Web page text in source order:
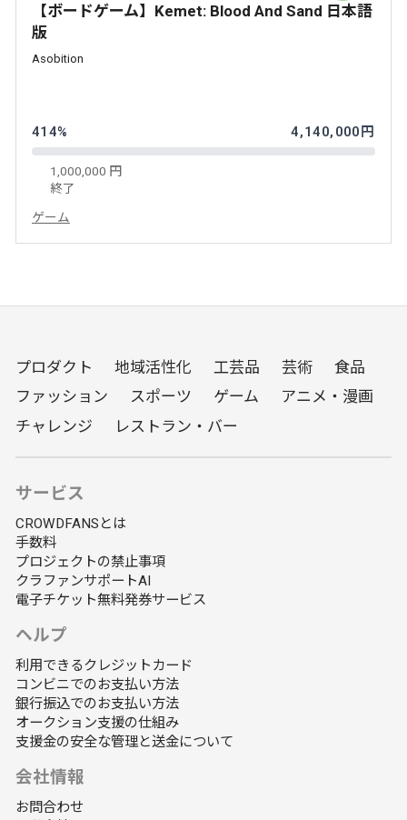
【ボードゲーム】Kemet: Blood And Sand 日本語
版
Asobition
414% 4,140,000円
1,000,000 円
終了
ゲーム
プロダクト 地域活性化 工芸品 芸術
食品
ファッション
スポーツ ゲーム
アニメ・漫画
チャレンジ
レストラン・バー
サービス
CROWDFANSとは
手数料
プロジェクトの禁止事項
クラファンサポートAI
電子チケット無料発券サービス
ヘルプ
利用できるクレジットカード
コンビニでのお支払い方法
銀行振込でのお支払い方法
オークション支援の仕組み
支援金の安全な管理と送金について
会社情報
お問合わせ